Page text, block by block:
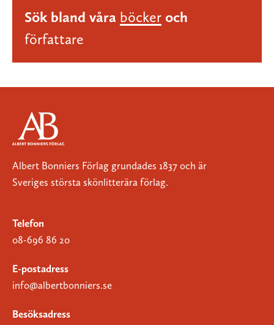
Sök bland våra böcker och
författare
Albert Bonniers Förlag grundades 1837 och är
Sveriges största skönlitterära förlag.
Telefon
08-696 86 20
E-postadress
info@albertbonniers.se
Besöksadress